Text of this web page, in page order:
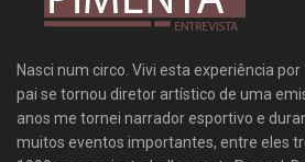
Nasci num circo. Vivi esta experiência
pai se tornou diretor artístico de uma
anos me tornei narrador esportivo e
muitos eventos importantes, entre eles